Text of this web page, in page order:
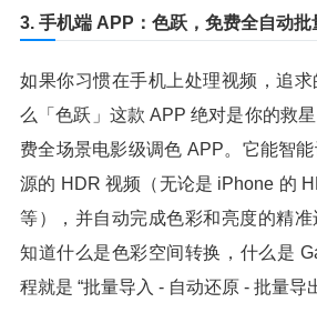
3. 手机端 APP：色跃，免费全自动批
如果你习惯在手机上处理视频，追
么「色跃」这款 APP 绝对是你的救
费全场景电影级调色 APP。它能智
源的 HDR 视频（无论是 iPhone 的
等），并自动完成色彩和亮度的精
知道什么是色彩空间转换，什么是
程就是 “批量导入 - 自动还原 - 批量导